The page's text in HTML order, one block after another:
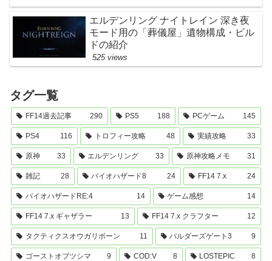
エルデンリング ナイトレイン 深き夜
モード用の「葬儀屋」遺物構成・ビル
ドの紹介
525 views
タグ一覧
FF14過去記事 290 PS5 188 PCゲーム 145
PS4 116 トロフィー攻略 48 実績攻略 33
原神 33 エルデンリング 33 原神攻略メモ 31
雑記 28 バイオハザード8 24 FF14 7.x 24
バイオハザードRE:4 14 ゲーム感想 14
FF14 7.x ギャザラー 13 FF14 7.x クラフター 12
タクティクスオウガリボーン 11 バルダーズゲート3 9
ゴーストオブツシマ 9 COD:V 8 LOSTEPIC 8